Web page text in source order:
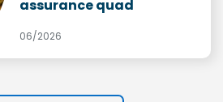
assurance quad
06/2026